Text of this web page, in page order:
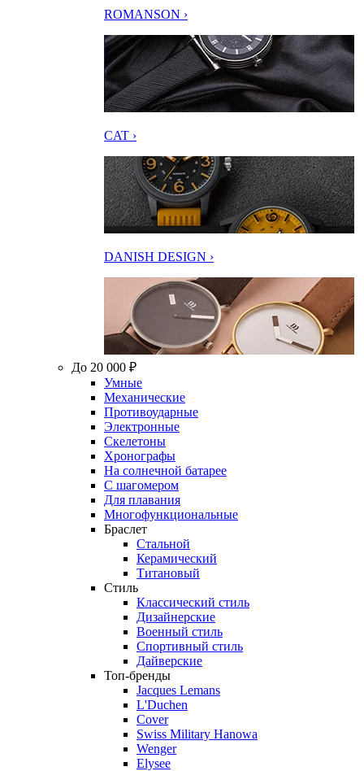
ROMANSON ›
CAT ›
DANISH DESIGN ›
До 20 000 ₽
Умные
Механические
Противоударные
Электронные
Скелетоны
Хронографы
На солнечной батарее
С шагомером
Для плавания
Многофункциональные
Браслет
Стальной
Керамический
Титановый
Стиль
Классический стиль
Дизайнерские
Военный стиль
Спортивный стиль
Дайверские
Топ-бренды
Jacques Lemans
L'Duchen
Cover
Swiss Military Hanowa
Wenger
Elysee